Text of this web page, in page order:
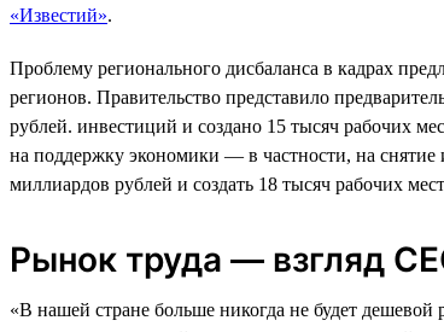
«Известий».
Проблему регионального дисбаланса в кадрах
регионов. Правительство представило
рублей. инвестиций и создано 15 тысяч рабочих
на поддержку экономики — в частности, на снятие
миллиардов рублей и создать 18 тысяч рабочих
Рынок труда — взгляд
«В нашей стране больше никогда не будет